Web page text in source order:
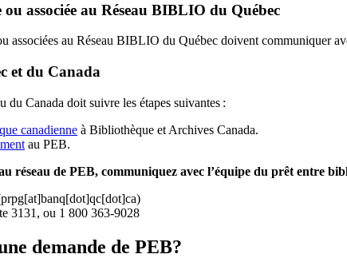
associée au Réseau BIBLIO du Québec
associées au Réseau BIBLIO du Québec doivent communiquer
et du Canada
du Canada doit suivre les étapes suivantes :
canadienne à Bibliothèque et Archives Canada.
au PEB.
réseau de PEB, communiquez avec l’équipe du prêt entre
prpg[at]banq[dot]qc[dot]ca)
3131, ou 1 800 363-9028
demande de PEB?